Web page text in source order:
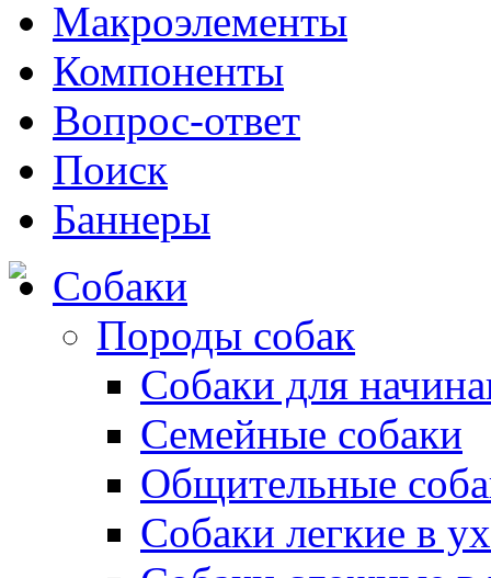
Макроэлементы
Компоненты
Вопрос-ответ
Поиск
Баннеры
Собаки
Породы собак
Собаки для
Семейные собаки
Общительные
Собаки легкие в